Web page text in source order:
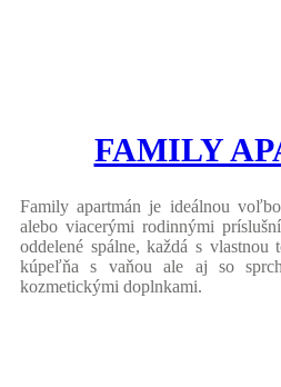
FAMILY
Family apartmán je ideálnou
alebo viacerými rodinnými
oddelené spálne, každá s
kúpeľňa s vaňou ale aj so
kozmetickými doplnkami.